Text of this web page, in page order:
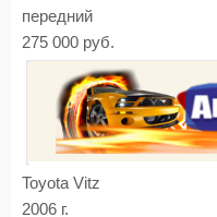
передний
275 000 руб.
Toyota Vitz
2006 г.